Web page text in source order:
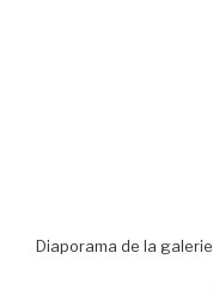
Diaporama de la galerie